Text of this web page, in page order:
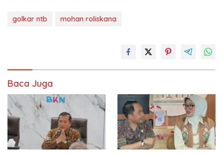
golkar ntb mohan roliskana
Baca Juga